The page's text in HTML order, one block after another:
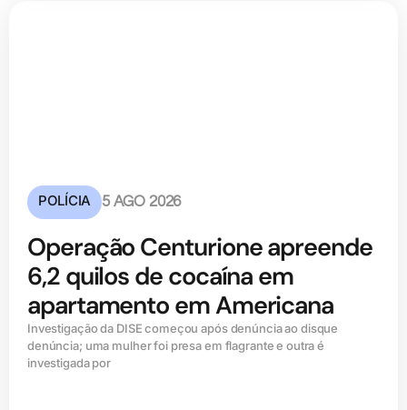
POLÍCIA 5 AGO 2026
Operação Centurione apreende
6,2 quilos de cocaína em
apartamento em Americana
Investigação da DISE começou após denúncia ao disque
denúncia; uma mulher foi presa em flagrante e outra é
investigada por